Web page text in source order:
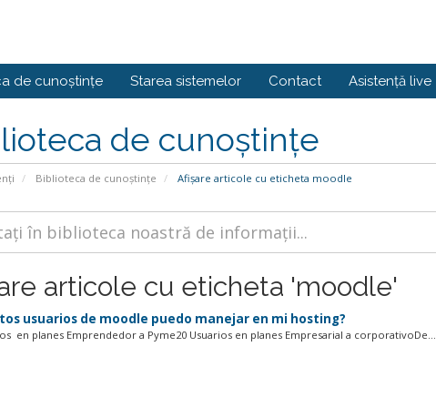
de cunoștințe Starea sistemelor Contact Asistență live
de cunoștințe
Biblioteca de cunoștințe Afișare articole cu eticheta moodle
articole cu eticheta 'moodle'
usuarios de moodle puedo manejar en mi hosting?
en planes Emprendedor a Pyme20 Usuarios en planes Empresarial a corporativoDe...